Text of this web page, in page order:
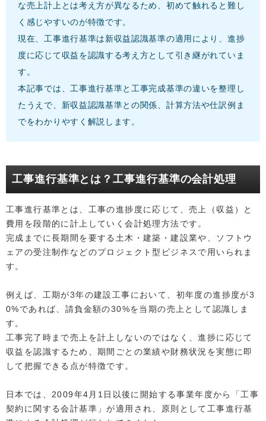
な売上計上とは考え方が異なるため、初めて触れると難し
く感じやすいのが特徴です。
現在、工事進行基準は新収益認識基準の適用により、進捗
度に応じて収益を認識する考え方として引き継がれていま
す。
本記事では、工事進行基準と工事完成基準の違いを整理し
たうえで、新収益認識基準との関係、計算方法や仕訳例ま
でをわかりやすく解説します。
工事進行基準とは？工事進行基準の会計処理
工事進行基準とは、工事の進捗度に応じて、売上（収益）と
費用を段階的に計上していく会計処理方法です。
完成までに長期間を要する土木・建築・建設業や、ソフトウ
ェアの受注制作などのプロジェクト型ビジネスで用いられま
す。
例えば、工期が3年の建設工事において、初年度の進捗度が3
0%であれば、請負金額の30%を当期の売上として認識しま
す。
工事完了時まで売上を計上しないのではなく、進捗に応じて
収益を認識するため、期間ごとの業績や財務状況を実態に即
して把握できる点が特徴です。
日本では、2009年4月1日以後に開始する事業年度から「工事
契約に関する会計基準」が適用され、原則として工事進行基